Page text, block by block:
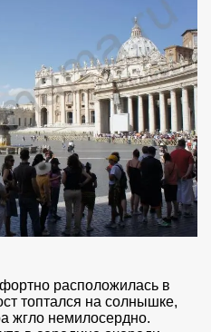
расположилась в
топтался на солнышке,
жгло немилосердно.